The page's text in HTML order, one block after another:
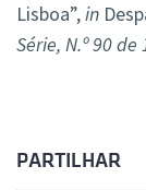
Lisboa”,in
Série, N.º 90
PARTILHAR